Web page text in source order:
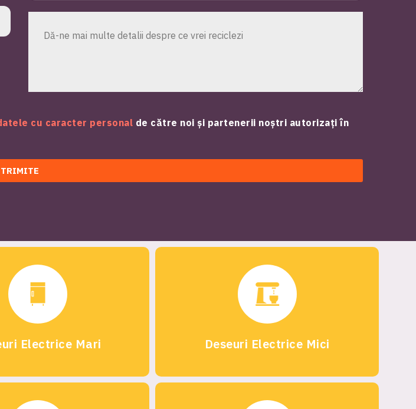
cu caracter personal de către noi și partenerii noștri autorizați în
Electrice Mari Deseuri Electrice Mici